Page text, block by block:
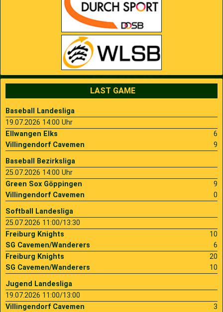
LAST GAME
Baseball Landesliga
19.07.2026 14:00 Uhr
Ellwangen Elks
6
Villingendorf Cavemen
9
Baseball Bezirksliga
25.07.2026 14:00 Uhr
Green Sox Göppingen
9
Villingendorf Cavemen
0
Softball Landesliga
25.07.2026 11:00/13:30
Freiburg Knights
10
SG Cavemen/Wanderers
6
Freiburg Knights
20
SG Cavemen/Wanderers
10
Jugend Landesliga
19.07.2026 11:00/13:00
Villingendorf Cavemen
3